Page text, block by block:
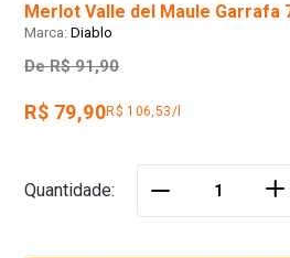
Merlot Valle del Maule Garrafa
Diablo
De R$ 91,90
R$ 79,90R$ 106,53/l
Quantidade ＋